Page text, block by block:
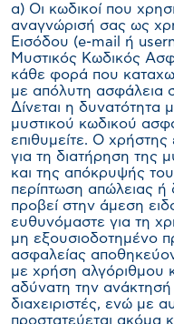
α) Οι κωδικοί που
αναγνώρισή σας ως
Εισόδου (e-mail ή
Μυστικός Κωδικός
κάθε φορά που
με απόλυτη ασφάλεια
Δίνεται η δυνατότητα
μυστικού κωδικού
επιθυμείτε. Ο χρήστης
για τη διατήρηση της
και της απόκρυψής
περίπτωση απώλειας ή
προβεί στην άμεση
ευθυνόμαστε για τη
μη εξουσιοδοτημένο
ασφαλείας
με χρήση αλγόριθμου
αδύνατη την
διαχειριστές, ενώ με
προστατεύεται ακόμα